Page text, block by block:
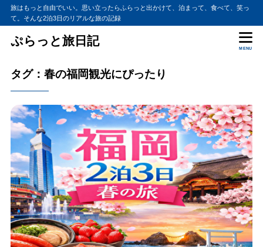
旅はもっと自由でいい。思い立ったらふらっと出かけて、泊まって、食べて、笑っ
て。そんな2泊3日のリアルな旅の記録
ぷらっと旅日記
MENU
タグ：春の福岡観光にぴったり